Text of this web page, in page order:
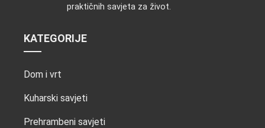
praktičnih savjeta za život.
KATEGORIJE
Dom i vrt
Kuharski savjeti
Prehrambeni savjeti